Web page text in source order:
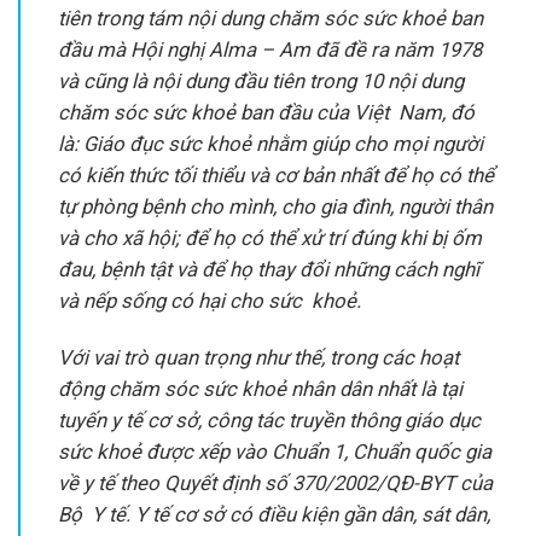
tiên trong tám nội dung chăm sóc sức khoẻ ban
đầu mà Hội nghị Alma – Am đã đề ra năm 1978
và cũng là nội dung đầu tiên trong 10 nội dung
chăm sóc sức khoẻ ban đầu của Việt Nam, đó
là: Giáo đục sức khoẻ nhằm giúp cho mọi người
có kiến thức tối thiểu và cơ bản nhất để họ có thể
tự phòng bệnh cho mình, cho gia đình, người thân
và cho xã hội; để họ có thể xử trí đúng khi bị ốm
đau, bệnh tật và để họ thay đổi những cách nghĩ
và nếp sống có hại cho sức khoẻ.
Với vai trò quan trọng như thế, trong các hoạt
động chăm sóc sức khoẻ nhân dân nhất là tại
tuyến y tế cơ sở, công tác truyền thông giáo dục
sức khoẻ được xếp vào Chuẩn 1, Chuẩn quốc gia
về y tế theo Quyết định số 370/2002/QĐ-BYT của
Bộ Y tế. Y tế cơ sở có điều kiện gần dân, sát dân,